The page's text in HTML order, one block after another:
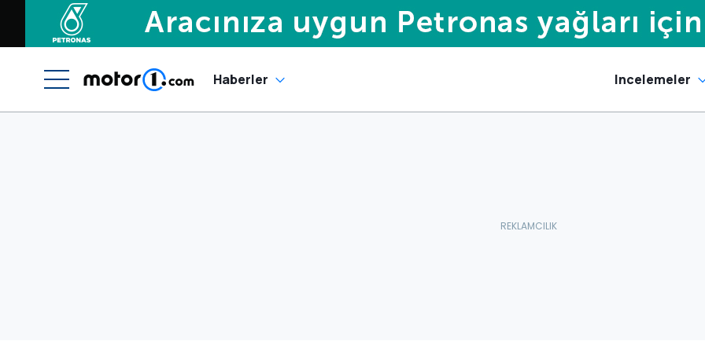
Haberler Incelemeler